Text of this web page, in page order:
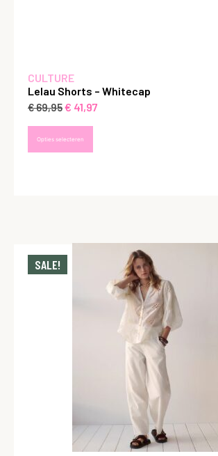
CULTURE
Lelau Shorts – Whitecap
€69,95€ 41,97
Opties selecteren
SALE!